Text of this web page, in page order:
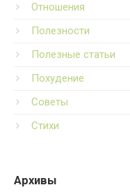
Отношения
Полезности
Полезные статьи
Похудение
Советы
Стихи
Архивы